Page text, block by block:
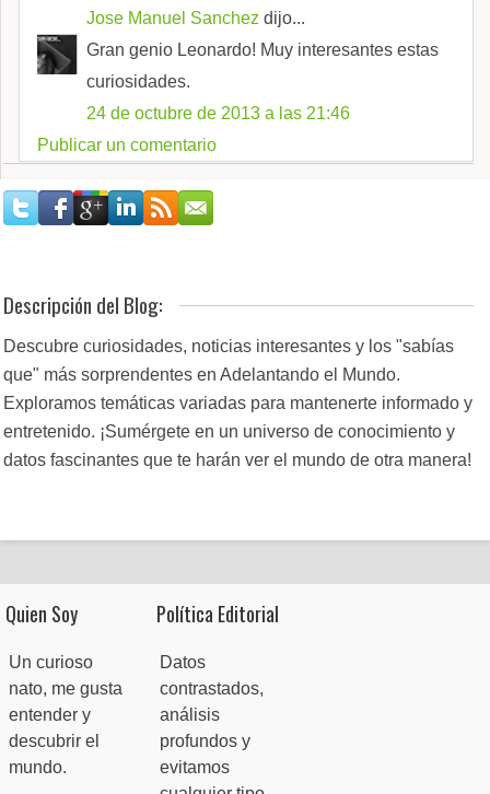
Jose Manuel Sanchez dijo...
Gran genio Leonardo! Muy interesantes estas
curiosidades.
24 de octubre de 2013 a las 21:46
Publicar un comentario
Descripción del Blog:
Descubre curiosidades, noticias interesantes y los "sabías
que" más sorprendentes en Adelantando el Mundo.
Exploramos temáticas variadas para mantenerte informado y
entretenido. ¡Sumérgete en un universo de conocimiento y
datos fascinantes que te harán ver el mundo de otra manera!
Quien Soy
Un curioso
nato, me gusta
entender y
descubrir el
mundo.
Política Editorial
Datos
contrastados,
análisis
profundos y
evitamos